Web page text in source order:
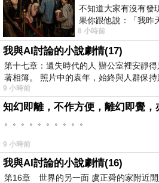
不知道大家有沒有發
果你跟他說：「我昨
出一種慈祥的微笑，
8 小時前
我與AI討論的小說劇情(17)
第十七章：遺失時代的人 辦公室裡安靜
著相簿。 照片中的袁年，始終與人群保持
9 小時前
知幻即離，不作方便，離幻即覺，
。。。。。。。。。。
9 小時前
我與AI討論的小說劇情(16)
第16章 世界的另一面 虞正舜的家附近